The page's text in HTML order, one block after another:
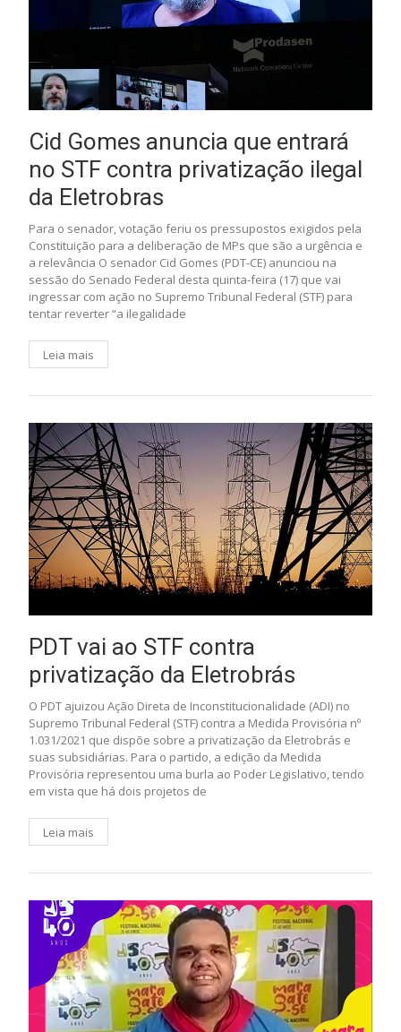
Cid Gomes anuncia que entrará
no STF contra privatização ilegal
da Eletrobras
Para o senador, votação feriu os pressupostos exigidos pela
Constituição para a deliberação de MPs que são a urgência e
a relevância O senador Cid Gomes (PDT-CE) anunciou na
sessão do Senado Federal desta quinta-feira (17) que vai
ingressar com ação no Supremo Tribunal Federal (STF) para
tentar reverter “a ilegalidade
Leia mais
PDT vai ao STF contra
privatização da Eletrobrás
O PDT ajuizou Ação Direta de Inconstitucionalidade (ADI) no
Supremo Tribunal Federal (STF) contra a Medida Provisória nº
1.031/2021 que dispõe sobre a privatização da Eletrobrás e
suas subsidiárias. Para o partido, a edição da Medida
Provisória representou uma burla ao Poder Legislativo, tendo
em vista que há dois projetos de
Leia mais